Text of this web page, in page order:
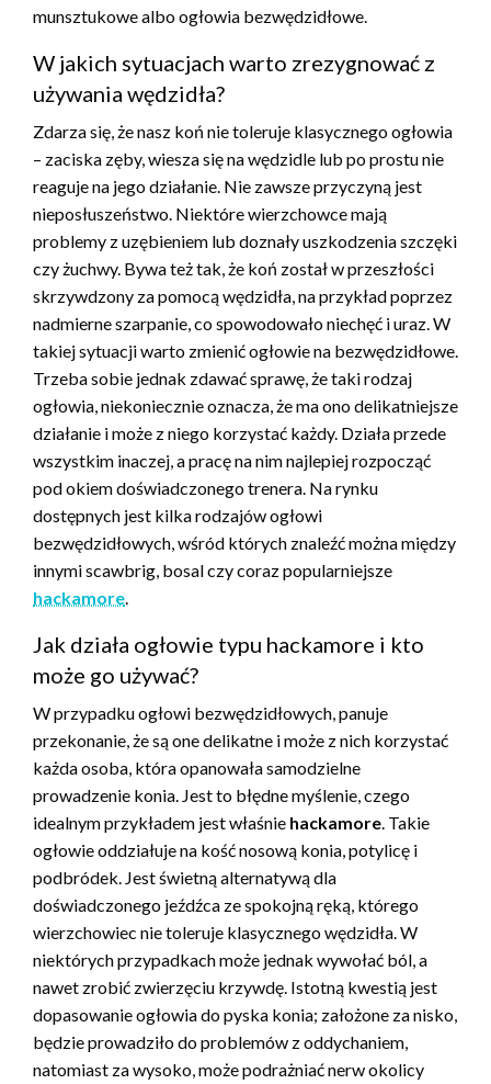
munsztukowe albo ogłowia bezwędzidłowe.
W jakich sytuacjach warto zrezygnować z
używania wędzidła?
Zdarza się, że nasz koń nie toleruje klasycznego ogłowia
– zaciska zęby, wiesza się na wędzidle lub po prostu nie
reaguje na jego działanie. Nie zawsze przyczyną jest
nieposłuszeństwo. Niektóre wierzchowce mają
problemy z uzębieniem lub doznały uszkodzenia szczęki
czy żuchwy. Bywa też tak, że koń został w przeszłości
skrzywdzony za pomocą wędzidła, na przykład poprzez
nadmierne szarpanie, co spowodowało niechęć i uraz. W
takiej sytuacji warto zmienić ogłowie na bezwędzidłowe.
Trzeba sobie jednak zdawać sprawę, że taki rodzaj
ogłowia, niekoniecznie oznacza, że ma ono delikatniejsze
działanie i może z niego korzystać każdy. Działa przede
wszystkim inaczej, a pracę na nim najlepiej rozpocząć
pod okiem doświadczonego trenera. Na rynku
dostępnych jest kilka rodzajów ogłowi
bezwędzidłowych, wśród których znaleźć można między
innymi scawbrig, bosal czy coraz popularniejsze
hackamore
Jak działa ogłowie typu hackamore i kto
może go używać?
W przypadku ogłowi bezwędzidłowych, panuje
przekonanie, że są one delikatne i może z nich korzystać
każda osoba, która opanowała samodzielne
prowadzenie konia. Jest to błędne myślenie, czego
idealnym przykładem jest właśnie hackamore . Takie
ogłowie oddziałuje na kość nosową konia, potylicę i
podbródek. Jest świetną alternatywą dla
doświadczonego jeźdźca ze spokojną ręką, którego
wierzchowiec nie toleruje klasycznego wędzidła. W
niektórych przypadkach może jednak wywołać ból, a
nawet zrobić zwierzęciu krzywdę. Istotną kwestią jest
dopasowanie ogłowia do pyska konia; założone za nisko,
będzie prowadziło do problemów z oddychaniem,
natomiast za wysoko, może podrażniać nerw okolicy